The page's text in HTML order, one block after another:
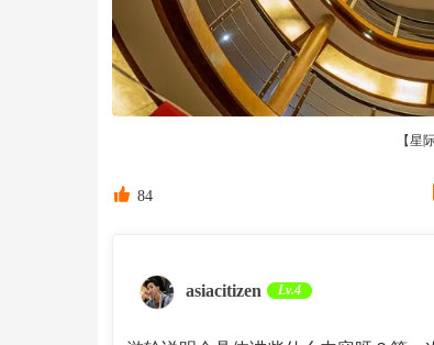
【星
 84
asiacitizen Lv.4